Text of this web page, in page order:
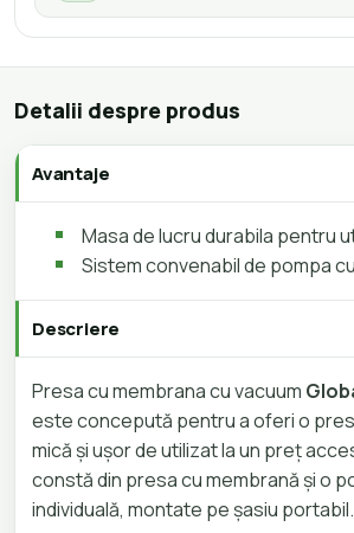
Detalii despre produs
Avantaje
Masa de lucru durabila pentru
Sistem convenabil de pompa
Descriere
Presa cu membrana cu vacuum
este concepută pentru a oferi o
mică și ușor de utilizat la un preț
constă din presa cu membrană și o
individuală, montate pe șasiu portabil.